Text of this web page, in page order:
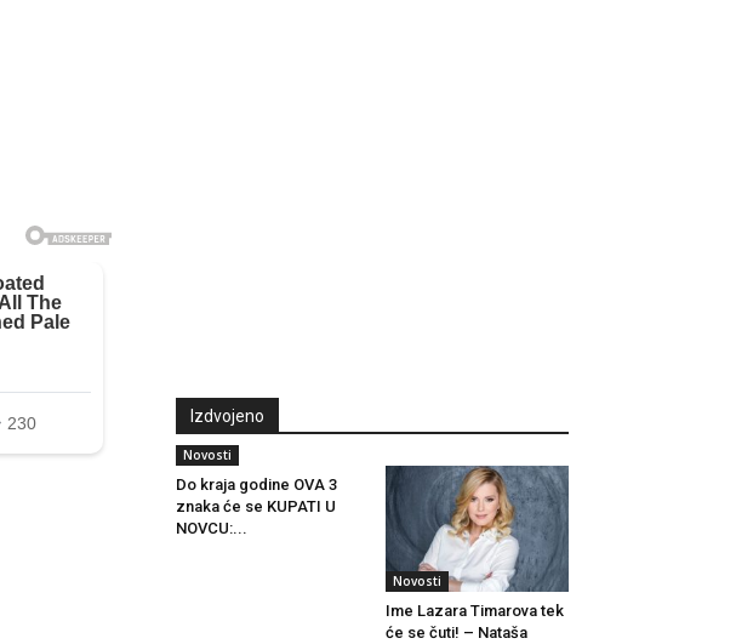
Izdvojeno
Novosti
Do kraja godine OVA 3
znaka će se KUPATI U
NOVCU:...
Novosti
Ime Lazara Timarova tek
će se čuti! – Nataša